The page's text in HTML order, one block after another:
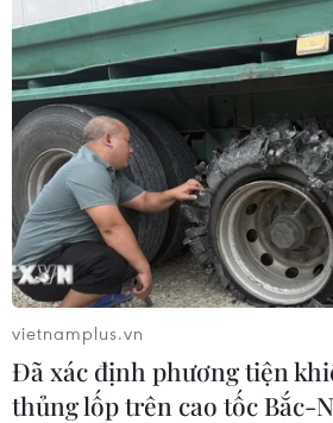
# tỷ phú thế giới #Forbes #Tesla
Theo dõi VietnamPlus
vietnamplus.vn
Đã xác định phương tiện
thủng lốp trên cao tốc Bắc-